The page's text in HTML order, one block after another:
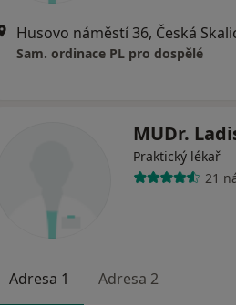
Husovo náměstí 36, Česká
Sam. ordinace PL pro dospělé
MUDr.
Praktický lékař
21
Adresa 1 Adresa 2